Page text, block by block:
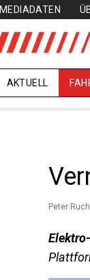
MEDIADATEN
AKTUELL
Peter